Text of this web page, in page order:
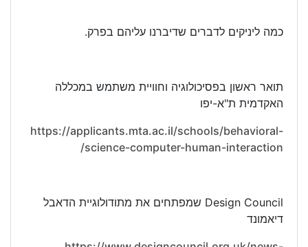
כמה ליניקים לדברים שדיברנו עליהם בפרק.
תואר ראשון בפסיכולוגיה וחוויית משתמש במכללה
האקדמית ת"א-יפו
https://applicants.mta.ac.il/schools/behavioral-
science-computer-human-interaction/
Design Council שמפתחים את מתודולוגיית הדאבל
דיאמונד